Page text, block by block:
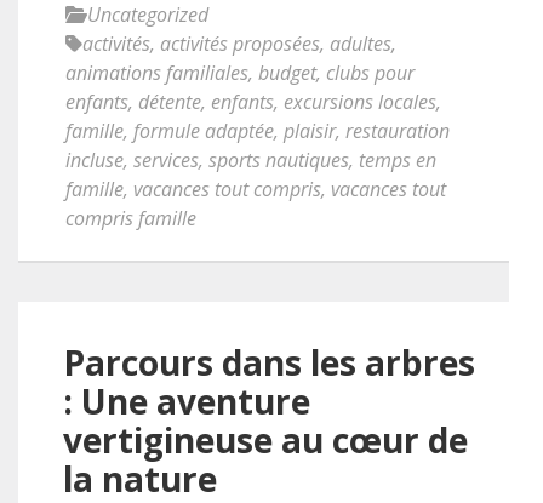
Uncategorized
activités, activités proposées, adultes,
animations familiales, budget, clubs pour
enfants, détente, enfants, excursions locales,
famille, formule adaptée, plaisir, restauration
incluse, services, sports nautiques, temps en
famille, vacances tout compris, vacances tout
compris famille
Parcours dans les arbres
: Une aventure
vertigineuse au cœur de
la nature